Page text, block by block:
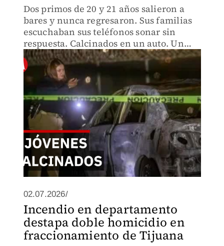
Dos primos de 20 y 21 años salieron a
bares y nunca regresaron. Sus familias
escuchaban sus teléfonos sonar sin
respuesta. Calcinados en un auto. Un
caso que expone la vulnerabilidad de
jóvenes en Tijuana y el dolor de familias
sin respuestas.
02.07.2026/
Incendio en departamento
destapa doble homicidio en
fraccionamiento de Tijuana